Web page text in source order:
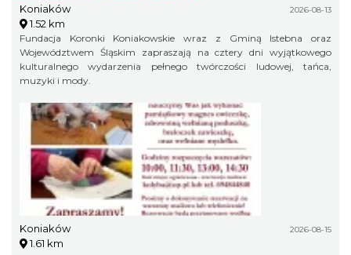
Koniaków 2026-08-13
1.52 km
Fundacja Koronki Koniakowskie wraz z Gminą Istebna oraz
Województwem Śląskim zapraszają na cztery dni wyjątkowego
kulturalnego wydarzenia pełnego twórczości ludowej, tańca,
muzyki i mody.
Koniaków 2026-08-15
1.61 km